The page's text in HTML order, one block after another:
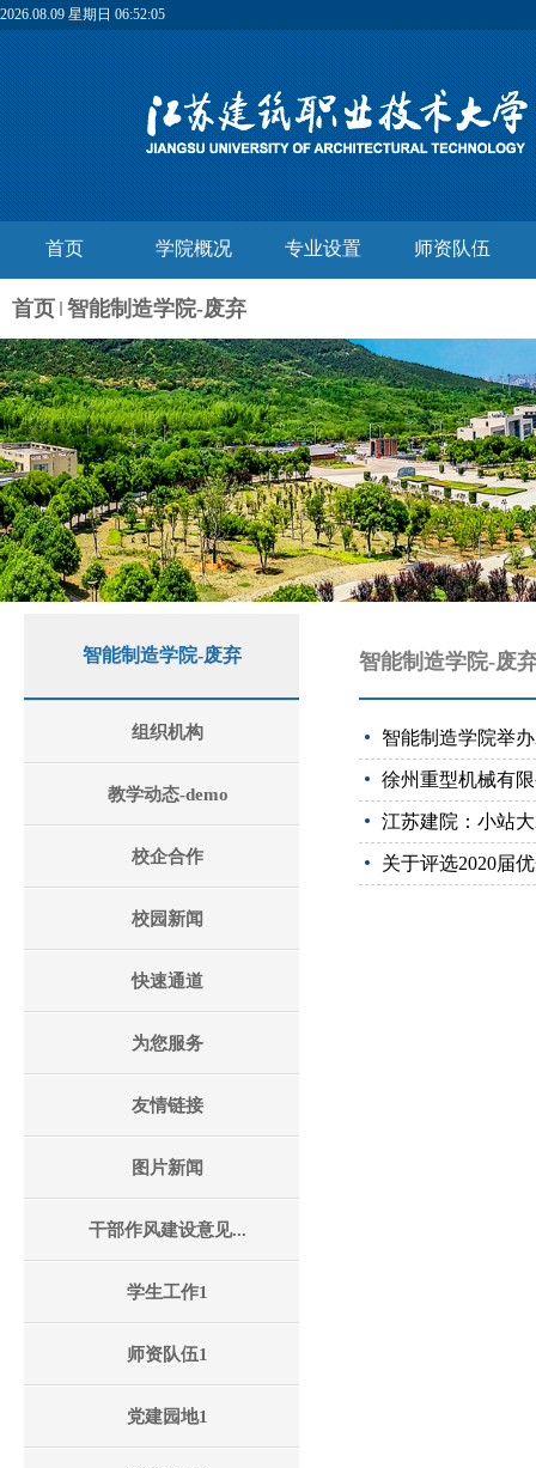
2026.08.09 星期日 06:52:06
首页 学院概况 专业设置 师资队伍
首页 智能制造学院-废弃
智能制造学院-废弃 智能制造学院-废
智能制造学院举
徐州重型机械有
江苏建院：小站
关于评选2020届
组织机构
教学动态-demo
校企合作
校园新闻
快速通道
为您服务
友情链接
图片新闻
干部作风建设意见...
学生工作1
师资队伍1
党建园地1